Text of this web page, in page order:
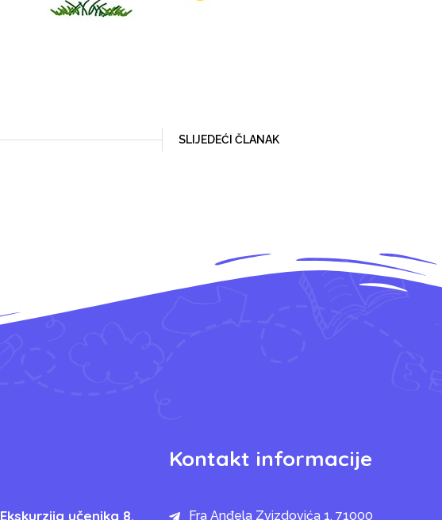
SLIJEDEĆI ČLANAK
Ekskurzija učenika 8.
Kontakt informacije
Fra Anđela Zvizdovića 1, 71000